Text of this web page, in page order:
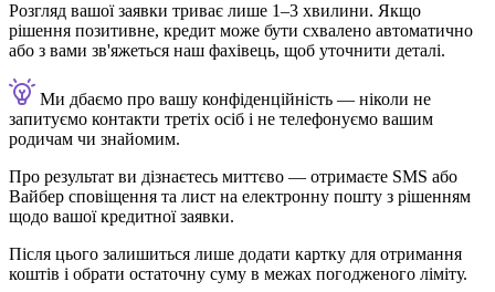
Розгляд вашої заявки триває лише 1–3 хвилини. Якщо
рішення позитивне, кредит може бути схвалено автоматично
або з вами зв'яжеться наш фахівець, щоб уточнити деталі.
Ми дбаємо про вашу конфіденційність — ніколи не
запитуємо контакти третіх осіб і не телефонуємо вашим
родичам чи знайомим.
Про результат ви дізнаєтесь миттєво — отримаєте SMS або
Вайбер сповіщення та лист на електронну пошту з рішенням
щодо вашої кредитної заявки.
Після цього залишиться лише додати картку для отримання
коштів і обрати остаточну суму в межах погодженого ліміту.